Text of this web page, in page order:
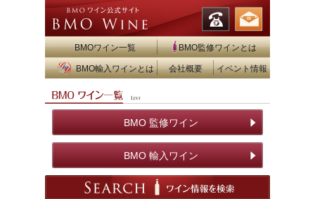
BMOワイン一覧 BMO監修ワインとは
BMO輸入ワインとは 会社概要 イベント情報
BMO 監修ワイン
BMO 輸入ワイン